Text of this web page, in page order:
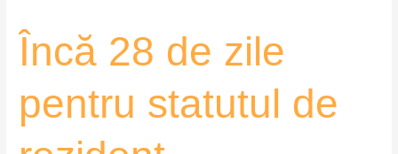
Încă 28 de zile
pentru statutul de
Încă
zile
pentru
statutul